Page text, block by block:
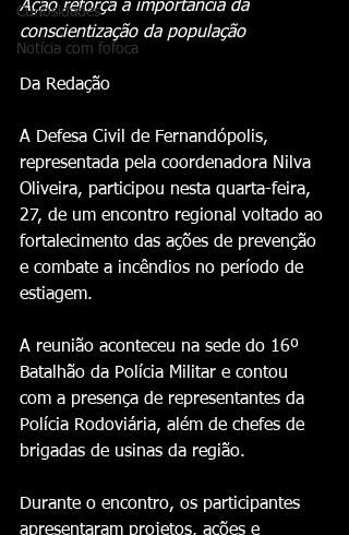
Curiosidades
Notícia com fofoca
Ação reforça a importância da
conscientização da população
Da Redação
A Defesa Civil de Fernandópolis,
representada pela coordenadora Nilva
Oliveira, participou nesta quarta-feira,
27, de um encontro regional voltado ao
fortalecimento das ações de prevenção
e combate a incêndios no período de
estiagem.
A reunião aconteceu na sede do 16º
Batalhão da Polícia Militar e contou
com a presença de representantes da
Polícia Rodoviária, além de chefes de
brigadas de usinas da região.
Durante o encontro, os participantes
apresentaram projetos, ações e